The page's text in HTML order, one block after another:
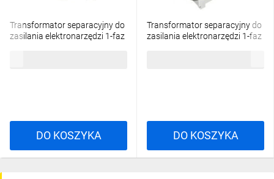
Transformator separacyjny do
zasilania elektronarzędzi 1-faz
DO KOSZYKA
Transformator separacyjny do
zasilania elektronarzędzi 1-faz
DO KOSZYKA